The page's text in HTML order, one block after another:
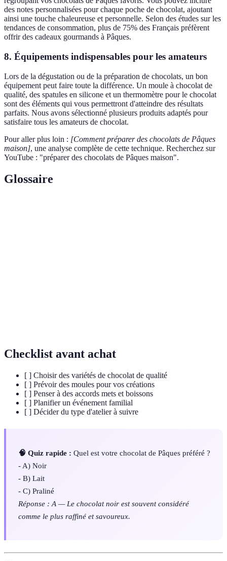
des notes personnalisées pour chaque poche de chocolat, ajoutant
ainsi une touche chaleureuse et personnelle. Selon des études sur les
tendances de consommation, plus de 75% des Français préfèrent
offrir des cadeaux gourmands à Pâques.
8. Équipements indispensables pour les amateurs
Lors de la dégustation ou de la préparation de chocolats, un bon
équipement peut faire toute la différence. Un moule à chocolat de
qualité, des spatules en silicone et un thermomètre pour le chocolat
sont des éléments qui vous permettront d'atteindre des résultats
parfaits. Nous avons sélectionné plusieurs produits adaptés pour
satisfaire tous les amateurs de chocolat.
Pour aller plus loin : [Comment préparer des chocolats de Pâques
maison], une analyse complète de cette technique. Recherchez sur
YouTube : "préparer des chocolats de Pâques maison".
Glossaire
Checklist avant achat
[ ] Choisir des variétés de chocolat de qualité
[ ] Prévoir des moules pour vos créations
[ ] Penser à des accords mets et boissons
[ ] Planifier un événement familial
[ ] Décider du type d'atelier à suivre
🧠 Quiz rapide : Quel est votre chocolat de Pâques préféré ?
- A) Noir
- B) Lait
- C) Praliné
Réponse : A — Le chocolat noir est souvent considéré
comme le plus raffiné et savoureux.